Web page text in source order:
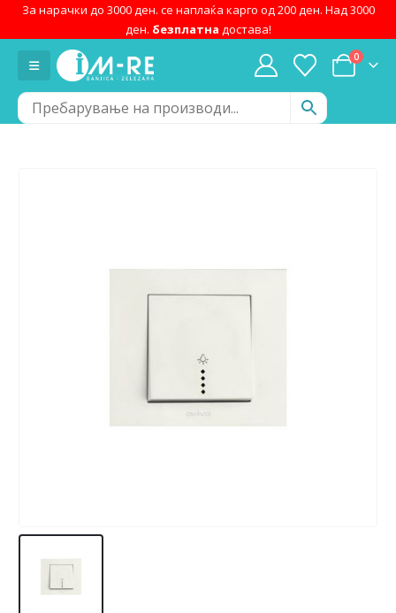
За нарачки до 3000 ден. се наплаќа карго од 200 ден. Над 3000
ден. безплатна достава!
0